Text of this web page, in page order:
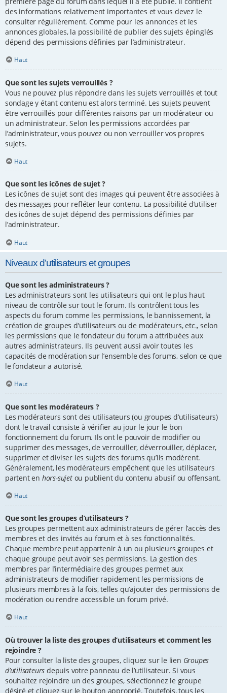
des informations relativement importantes et vous devez le
consulter régulièrement. Comme pour les annonces et les
annonces globales, la possibilité de publier des sujets épinglés
dépend des permissions définies par l’administrateur.
Haut
Que sont les sujets verrouillés ?
Vous ne pouvez plus répondre dans les sujets verrouillés et tout
sondage y étant contenu est alors terminé. Les sujets peuvent
être verrouillés pour différentes raisons par un modérateur ou
un administrateur. Selon les permissions accordées par
l’administrateur, vous pouvez ou non verrouiller vos propres
sujets.
Haut
Que sont les icônes de sujet ?
Les icônes de sujet sont des images qui peuvent être associées à
des messages pour refléter leur contenu. La possibilité d’utiliser
des icônes de sujet dépend des permissions définies par
l’administrateur.
Haut
Niveaux d’utilisateurs et groupes
Que sont les administrateurs ?
Les administrateurs sont les utilisateurs qui ont le plus haut
niveau de contrôle sur tout le forum. Ils contrôlent tous les
aspects du forum comme les permissions, le bannissement, la
création de groupes d’utilisateurs ou de modérateurs, etc., selon
les permissions que le fondateur du forum a attribuées aux
autres administrateurs. Ils peuvent aussi avoir toutes les
capacités de modération sur l’ensemble des forums, selon ce que
le fondateur a autorisé.
Haut
Que sont les modérateurs ?
Les modérateurs sont des utilisateurs (ou groupes d’utilisateurs)
dont le travail consiste à vérifier au jour le jour le bon
fonctionnement du forum. Ils ont le pouvoir de modifier ou
supprimer des messages, de verrouiller, déverrouiller, déplacer,
supprimer et diviser les sujets des forums qu’ils modèrent.
Généralement, les modérateurs empêchent que les utilisateurs
partent en hors-sujetou publient du contenu abusif ou offensant.
Haut
Que sont les groupes d’utilisateurs ?
Les groupes permettent aux administrateurs de gérer l’accès des
membres et des invités au forum et à ses fonctionnalités.
Chaque membre peut appartenir à un ou plusieurs groupes et
chaque groupe peut avoir ses permissions. La gestion des
membres par l’intermédiaire des groupes permet aux
administrateurs de modifier rapidement les permissions de
plusieurs membres à la fois, telles qu’ajouter des permissions de
modération ou rendre accessible un forum privé.
Haut
Où trouver la liste des groupes d’utilisateurs et comment les
rejoindre ?
Pour consulter la liste des groupes, cliquez sur le lien Groupes
d’utilisateurs depuis votre panneau de l’utilisateur. Si vous
souhaitez rejoindre un des groupes, sélectionnez le groupe
désiré et cliquez sur le bouton approprié. Toutefois, tous les